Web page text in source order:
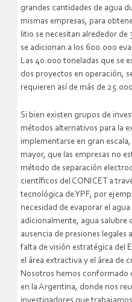
grandes cantidades de agua
mismas empresas, para
litio se necesitan alrededor
se adicionan a los 600.000
Las 40.000 toneladas que se
dos proyectos en operación,
requieren así de más de
Si bien existen grupos de
métodos alternativos para la
implementarse en gran
mayor, que las empresas no
método de separación
científicos del CONICET a
tecnológica de YPF, por
necesidad de evaporar el
adicionalmente, agua salubre
ausencia de presiones legales
falta de visión estratégica del
el área extractiva y el área de
Nosotros hemos conformado
en la Argentina, donde nos
investigadores que